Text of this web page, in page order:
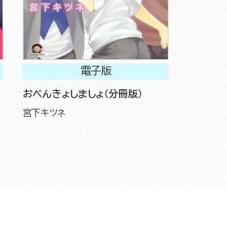
電子版
おべんきょしましょ（分冊版）
宮下キツネ